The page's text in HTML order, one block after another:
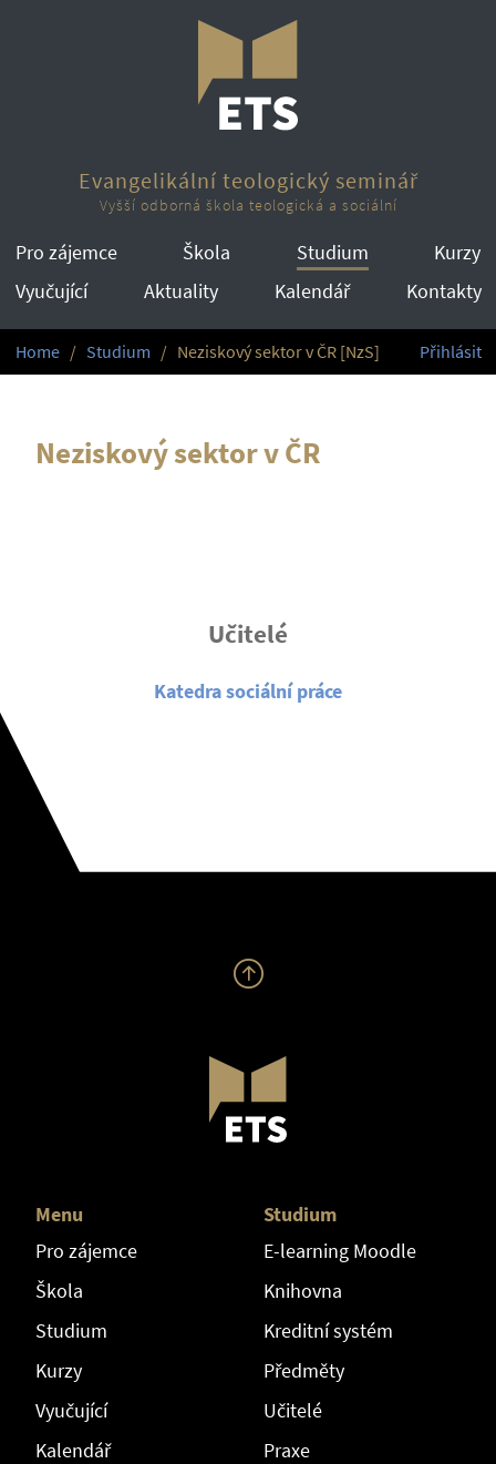
Evangelikální teologický seminář
Vyšší odborná škola teologická a sociální
Pro zájemce Škola Studium
Kurzy
Vyučující
Aktuality Kalendář Kontakty
Home Studium Neziskový sektor v ČR [NzS] Přihlásit
Neziskový sektor v ČR
Učitelé
Katedra sociální práce
Menu
Pro zájemce
Škola
Studium
Kurzy
Vyučující
Kalendář
Studium
E-learning Moodle
Knihovna
Kreditní systém
Předměty
Učitelé
Praxe